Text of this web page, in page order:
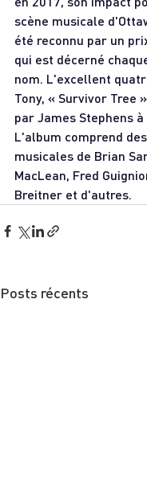
scène musicale
été reconnu par un
qui est décerné
nom. L'excellent
Tony, « Survivor Tree
par James Stephens à
L'album comprend
musicales de Brian
MacLean, Fred
Breitner et d'autres.
Posts récents